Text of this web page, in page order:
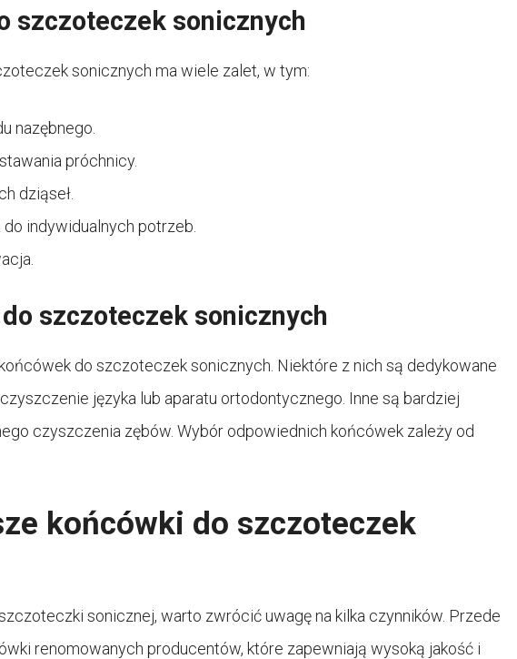
szczoteczek sonicznych
sonicznych ma wiele zalet, w tym:
nazębnego.
próchnicy.
dziąseł.
indywidualnych potrzeb.
szczoteczek sonicznych
do szczoteczek sonicznych. Niektóre z nich są dedykowane
języka lub aparatu ortodontycznego. Inne są bardziej
czyszczenia zębów. Wybór odpowiednich końcówek zależy od
końcówki do szczoteczek
sonicznej, warto zwrócić uwagę na kilka czynników. Przede
renomowanych producentów, które zapewniają wysoką jakość i